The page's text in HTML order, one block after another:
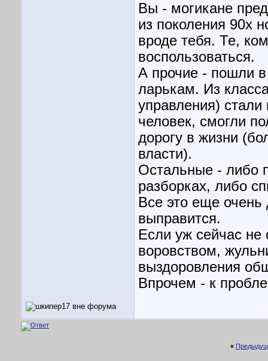
Вы - могикане
из поколения 90х
вроде тебя. Те,
воспользоваться.
А прочие - пошли
ларькам. Из
управления)
человек, смогли
дорогу в жизни
власти).
Остальные - либо
разборках, либо
Все это еще
выправится.
Если уж сейчас не
воровством,
выздоровления
Впрочем - к
«